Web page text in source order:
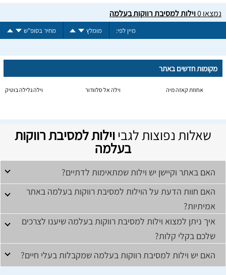
נמצאו0וילות למסיבת רווקות בעלמה
מיין לפי: מומלץ מחיר בסופ"ש
מקומות חדשים באתר
אחוזת קאזה מיה וילה אל סלוודור וילה גלילה בוטיק
שאלות נפוצות לגביוילות למסיבת רווקות
בעלמה
האם באתר וקיישן יש וילות שמתאימות לדתיים?
האם חוות הדעת על הוילות למסיבת רווקות בעלמה באתר
אמיתיות?
איך ניתן למצוא וילות למסיבת רווקות בעלמה שיענו לצרכים
שלכם בקלי קלות?
האם יש וילות למסיבת רווקות בעלמה שמקבלות בעלי חיים?